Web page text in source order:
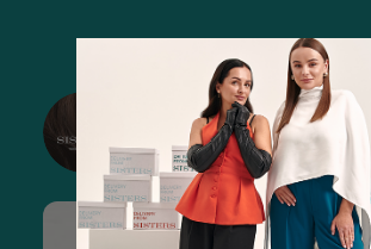
@sisters_stelmakh в
Підписатися